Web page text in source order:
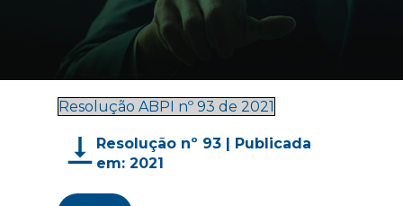
Resolução ABPI nº 93 de 2021
Resolução nº 93 | Publicada
em: 2021